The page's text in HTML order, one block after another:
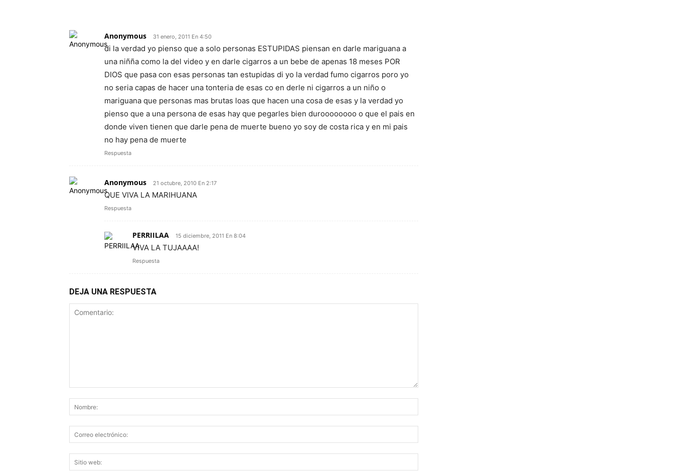
Anonymous 31 enero, 2011 En 4:50
di la verdad yo pienso que a solo personas ESTUPIDAS piensan en darle mariguana a
una niñña como la del video y en darle cigarros a un bebe de apenas 18 meses POR
DIOS que pasa con esas personas tan estupidas di yo la verdad fumo cigarros poro yo
no seria capas de hacer una tonteria de esas co en derle ni cigarros a un niño o
mariguana que personas mas brutas loas que hacen una cosa de esas y la verdad yo
pienso que a una persona de esas hay que pegarles bien duroooooooo o que el pais en
donde viven tienen que darle pena de muerte bueno yo soy de costa rica y en mi pais
no hay pena de muerte
Respuesta
Anonymous 21 octubre, 2010 En 2:17
QUE VIVA LA MARIHUANA
Respuesta
PERRIILAA 15 diciembre, 2011 En 8:04
VIVA LA TUJAAAA!
Respuesta
DEJA UNA RESPUESTA